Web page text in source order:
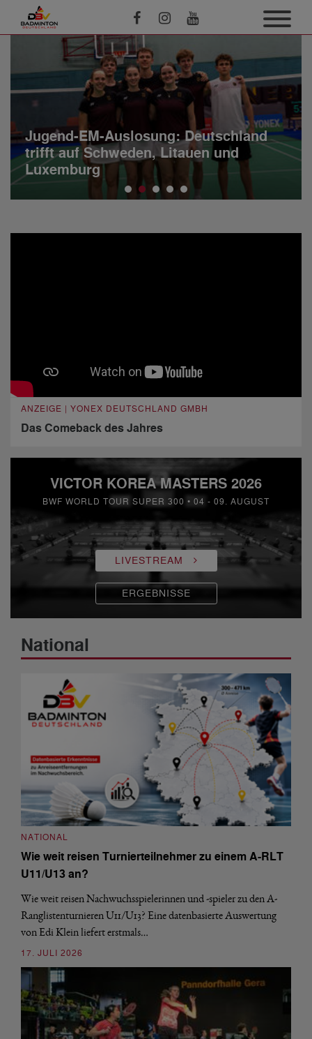
Jugend-EM-Auslosung: Deutschland
trifft auf Schweden, Litauen und
Luxemburg
ANZEIGE | YONEX DEUTSCHLAND GMBH
Das Comeback des Jahres
VICTOR KOREA MASTERS 2026
BWF WORLD TOUR SUPER 300 • 04 - 09. AUGUST
LIVESTREAM
ERGEBNISSE
National
NATIONAL
Wie weit reisen Turnierteilnehmer zu einem A-RLT
U11/U13 an?
Wie weit reisen Nachwuchsspielerinnen und -spieler zu den A-
Ranglistenturnieren U11/U13? Eine datenbasierte Auswertung
von Edi Klein liefert erstmals…
17. JULI 2026